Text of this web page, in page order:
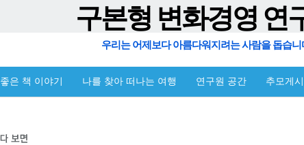
구본형 변화경영 연
우리는 어제보다 아름다워지려는 사람을 돕습니
좋은 책 이야기 나를 찾아 떠나는 여행 연구원 공간 추모게